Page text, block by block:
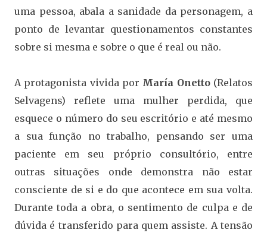
uma pessoa, abala a sanidade da personagem, a
ponto de levantar questionamentos constantes
sobre si mesma e sobre o que é real ou não.
A protagonista vivida por María Onetto(Relatos
Selvagens) reflete uma mulher perdida, que
esquece o número do seu escritório e até mesmo
a sua função no trabalho, pensando ser uma
paciente em seu próprio consultório, entre
outras situações onde demonstra não estar
consciente de si e do que acontece em sua volta.
Durante toda a obra, o sentimento de culpa e de
dúvida é transferido para quem assiste. A tensão